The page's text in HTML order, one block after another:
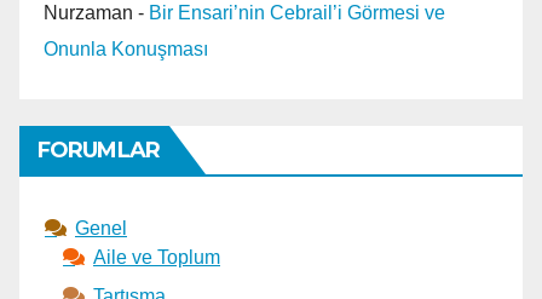
Nurzaman - Bir Ensari’nin Cebrail’i Görmesi ve
Onunla Konuşması
FORUMLAR
Genel
Aile ve Toplum